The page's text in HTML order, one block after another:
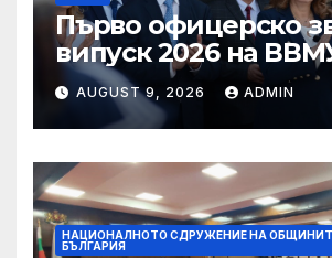
Първо офицерско
випуск 2026 на
Вапцаров“
AUGUST 9, 2026 ADMIN
НАЦИОНАЛНОТО СДРУЖЕНИЕ НА
БЪЛГАРИЯ